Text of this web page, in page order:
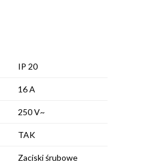
IP 20
16 A
250 V~
TAK
Zaciski śrubowe